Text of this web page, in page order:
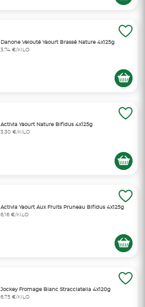
Danone Velouté Yaourt Brassé Nature 4x125g
3,74 €/KILO
Activia Yaourt Nature Bifidus 4x125g
3,30 €/KILO
Activia Yaourt Aux Fruits Pruneau Bifidus 4x125g
6,16 €/KILO
Jockey Fromage Blanc Stracciatella 4x120g
6,75 €/KILO